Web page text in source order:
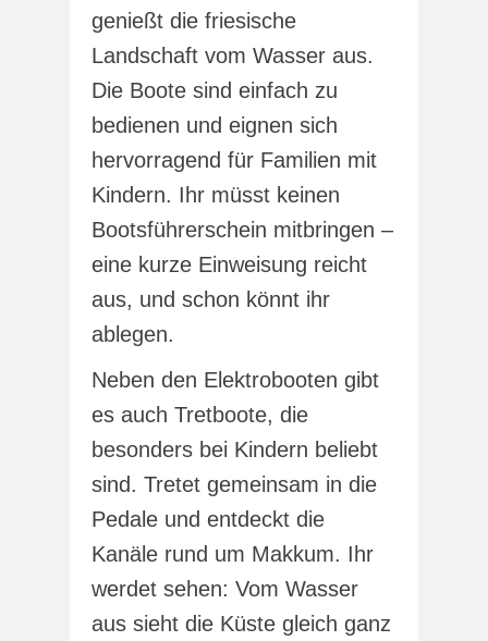
genießt die friesische
Landschaft vom Wasser aus.
Die Boote sind einfach zu
bedienen und eignen sich
hervorragend für Familien mit
Kindern. Ihr müsst keinen
Bootsführerschein mitbringen –
eine kurze Einweisung reicht
aus, und schon könnt ihr
ablegen.
Neben den Elektrobooten gibt
es auch Tretboote, die
besonders bei Kindern beliebt
sind. Tretet gemeinsam in die
Pedale und entdeckt die
Kanäle rund um Makkum. Ihr
werdet sehen: Vom Wasser
aus sieht die Küste gleich ganz